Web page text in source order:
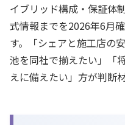
イブリッド構成・保証体
式情報までを 2026年6月
す。「シェアと施工店の
池を同社で揃えたい」「
えに備えたい」方が判断